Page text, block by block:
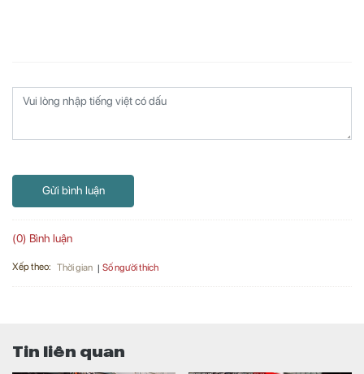
Gửi bình luận
(0) Bình luận
Xếp theo: Thời gian Số người thích
Tin liên quan